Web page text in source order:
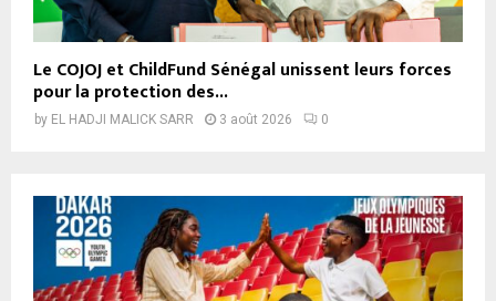
Le COJOJ et ChildFund Sénégal unissent leurs forces
pour la protection des...
by EL HADJI MALICK SARR 3 août 2026 0